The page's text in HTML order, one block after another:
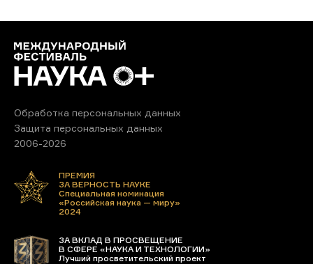
Обработка персональных данных
Защита персональных данных
2006-2026
ПРЕМИЯ
ЗА ВЕРНОСТЬ НАУКЕ
Специальная номинация
«Российская наука — миру»
2024
ЗА ВКЛАД В ПРОСВЕЩЕНИЕ
В СФЕРЕ «НАУКА И ТЕХНОЛОГИИ»
Лучший просветительский проект